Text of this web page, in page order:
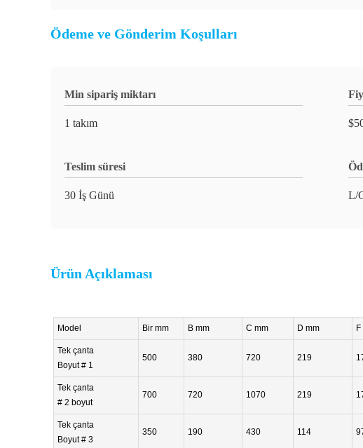
Ödeme ve Gönderim Koşulları
Min sipariş miktarı
1 takım
Teslim süresi
30 İş Günü L/
Ürün Açıklaması
Model Bir mm B mm C mm D mm
Tek çanta
Boyut # 1
500 380 720 219
Tek çanta
# 2 boyut
700 720 1070 219
Tek çanta
Boyut # 3
350 190 430 114